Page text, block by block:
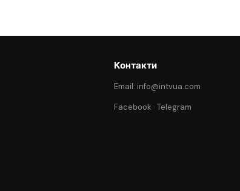
Контакти
Email: info@intvua.com
Facebook ·Telegram